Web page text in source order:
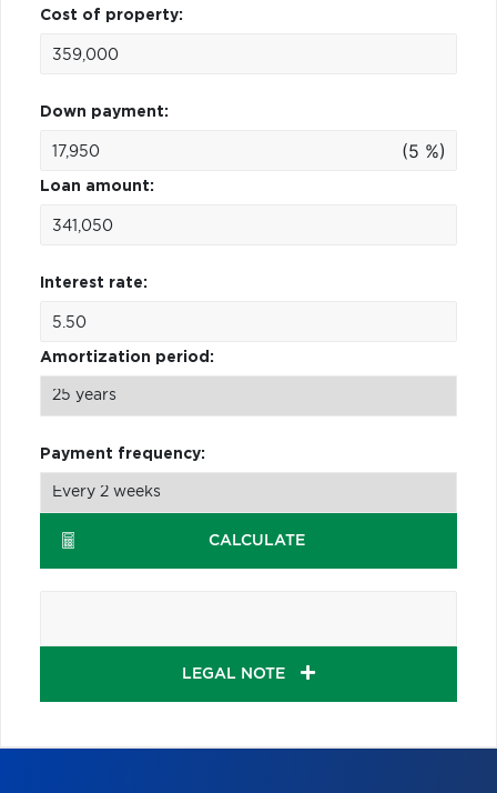
Cost of property:
Down payment:
(5 %)
Loan amount:
Interest rate:
Amortization period:
Payment frequency:
CALCULATE
LEGAL NOTE